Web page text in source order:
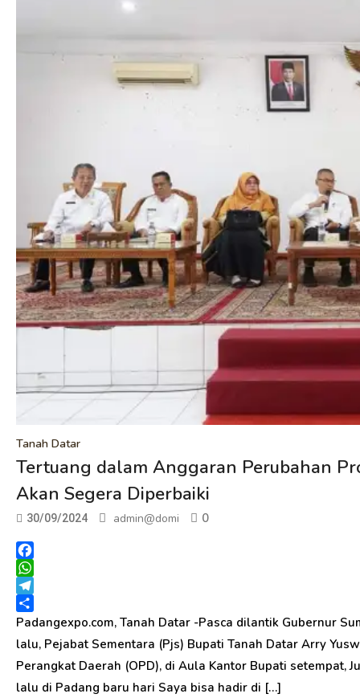
Tanah Datar
Tertuang dalam Anggaran Perubahan
Akan Segera Diperbaiki
30/09/2024 admin@domi 0
Facebook
WhatsApp
Telegram
Share
Padangexpo.com, Tanah Datar -Pasca dilantik Gubernur
lalu, Pejabat Sementara (Pjs) Bupati Tanah Datar Arry
Perangkat Daerah (OPD), di Aula Kantor Bupati setempat,
lalu di Padang baru hari Saya bisa hadir di […]